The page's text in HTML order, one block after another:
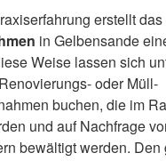
erstellt das
in Gelbensande
Weise lassen sich
oder Müll-
buchen, die im
und auf Nachfrage
bewältigt werden. Den